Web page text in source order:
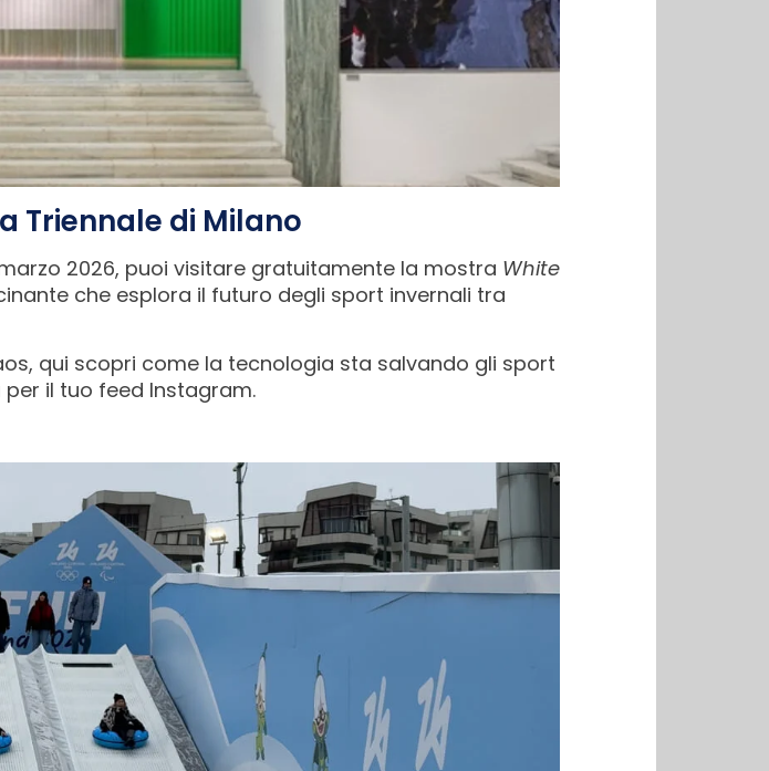
Triennale di Milano
2026, puoi visitare gratuitamente la mostra White
che esplora il futuro degli sport invernali tra
qui scopri come la tecnologia sta salvando gli sport
per il tuo feed Instagram.